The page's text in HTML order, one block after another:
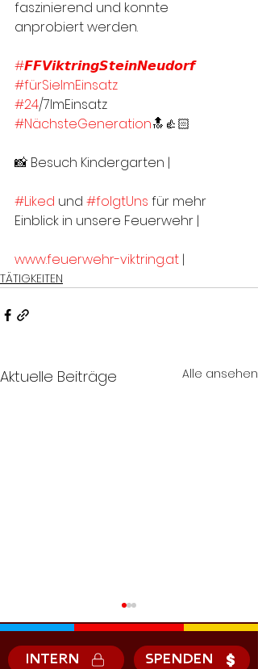
faszinierend und konnte
anprobiert werden.
#𝙁𝙁𝙑𝙞𝙠𝙩𝙧𝙞𝙣𝙜𝙎𝙩𝙚𝙞𝙣𝙉𝙚𝙪𝙙𝙤𝙧𝙛
#fürSieImEinsatz
#24/7ImEinsatz
#NächsteGeneration🔝👍🏻
📸 Besuch Kindergarten |
#Liked und #folgtUns für mehr
Einblick in unsere Feuerwehr |
www.feuerwehr-viktring.at |
TÄTIGKEITEN
Aktuelle Beiträge Alle ansehen
INTERN SPENDEN